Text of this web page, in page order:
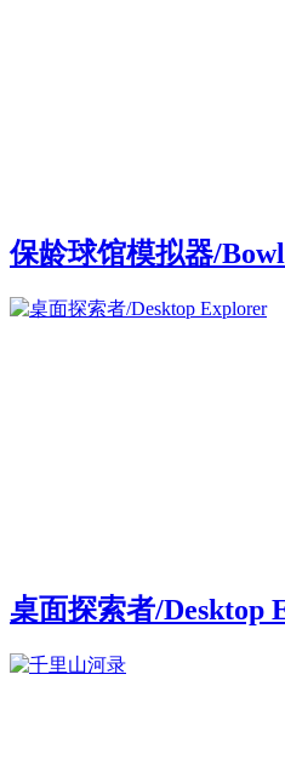
保龄球馆模拟器/
桌面探索者/Desktop